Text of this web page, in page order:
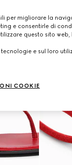
per migliorare la
e consentirle di
questo sito
e sul loro
COOKIE